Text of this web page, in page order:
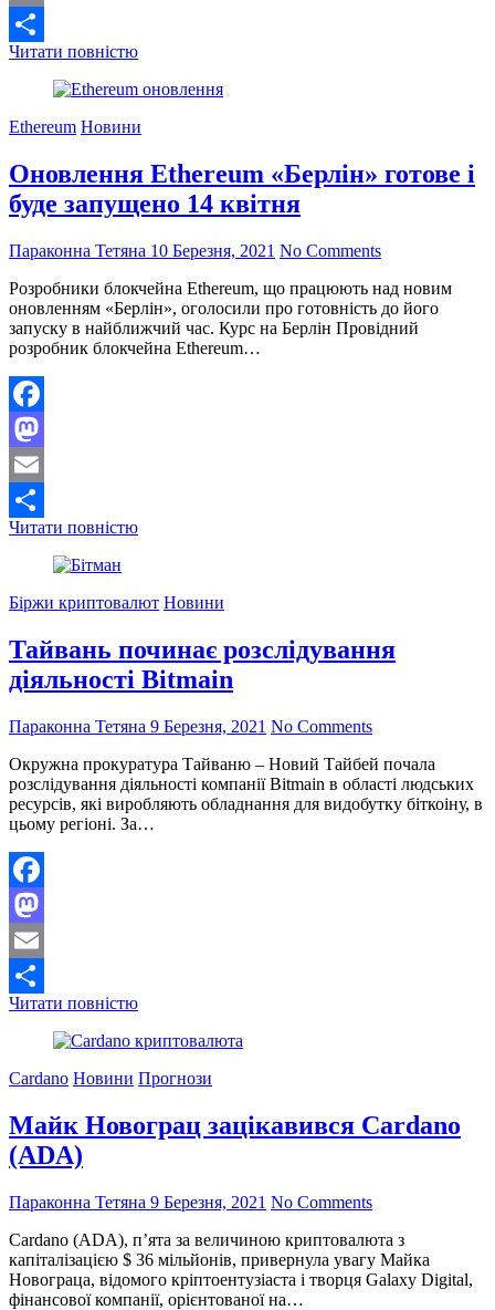
Email
Поділитися
Читати повністюYouTube
конфлікт
Ripple
шахрайського
контенту
Ethereum Новини
Оновлення Ethereum «Берлін» готове і
буде запущено 14 квітня
Параконна Тетяна 10 Березня, 2021 No Comments
Розробники блокчейна Ethereum, що працюють над новим
оновленням «Берлін», оголосили про готовність до його
запуску в найближчий час. Курс на Берлін Провідний
розробник блокчейна Ethereum…
Facebook
Mastodon
Email
Поділитися
Читати повністюОновлення
і
запущено
14
квітня
Біржи криптовалют Новини
Тайвань починає розслідування
діяльності Bitmain
Параконна Тетяна 9 Березня, 2021 No Comments
Окружна прокуратура Тайваню – Новий Тайбей почала
розслідування діяльності компанії Bitmain в області людських
ресурсів, які виробляють обладнання для видобутку біткоіну, в
цьому регіоні. За…
Facebook
Mastodon
Email
Поділитися
Читати повністюТайвань
розслідування
Bitmain
Cardano Новини Прогнози
Майк Новограц зацікавився Cardano
(ADA)
Параконна Тетяна 9 Березня, 2021 No Comments
Cardano (ADA), п’ята за величиною криптовалюта з
капіталізацією $ 36 мільйонів, привернула увагу Майка
Новограца, відомого кріптоентузіаста і творця Galaxy Digital,
фінансової компанії, орієнтованої на…